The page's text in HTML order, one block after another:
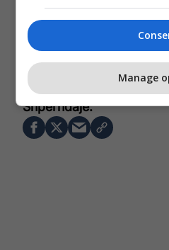
Kombëtarja E Tunizisë
Kampionati Botëror 2026
Manage